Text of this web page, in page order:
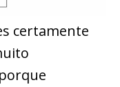
certamente